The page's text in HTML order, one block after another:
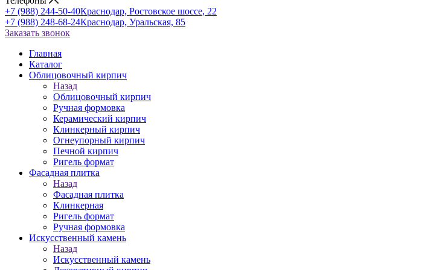
+7 (988) 244-50-40Краснодар, Ростовское шоссе, 22
+7 (988) 248-68-24Краснодар, Уральская, 85
Заказать звонок
Главная
Каталог
Облицовочный кирпич
Назад
Облицовочный кирпич
Ручная формовка
Керамический кирпич
Клинкерный кирпич
Огнеупорный кирпич
Печной кирпич
Ригель формат
Фасадная плитка
Назад
Фасадная плитка
Клинкерная
Ригель формат
Ручная формовка
Искусственный камень
Назад
Искусственный камень